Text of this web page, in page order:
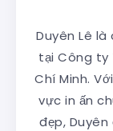
Duyên Lê
tại Công ty
Chí Minh.
vực in ấn
đẹp,